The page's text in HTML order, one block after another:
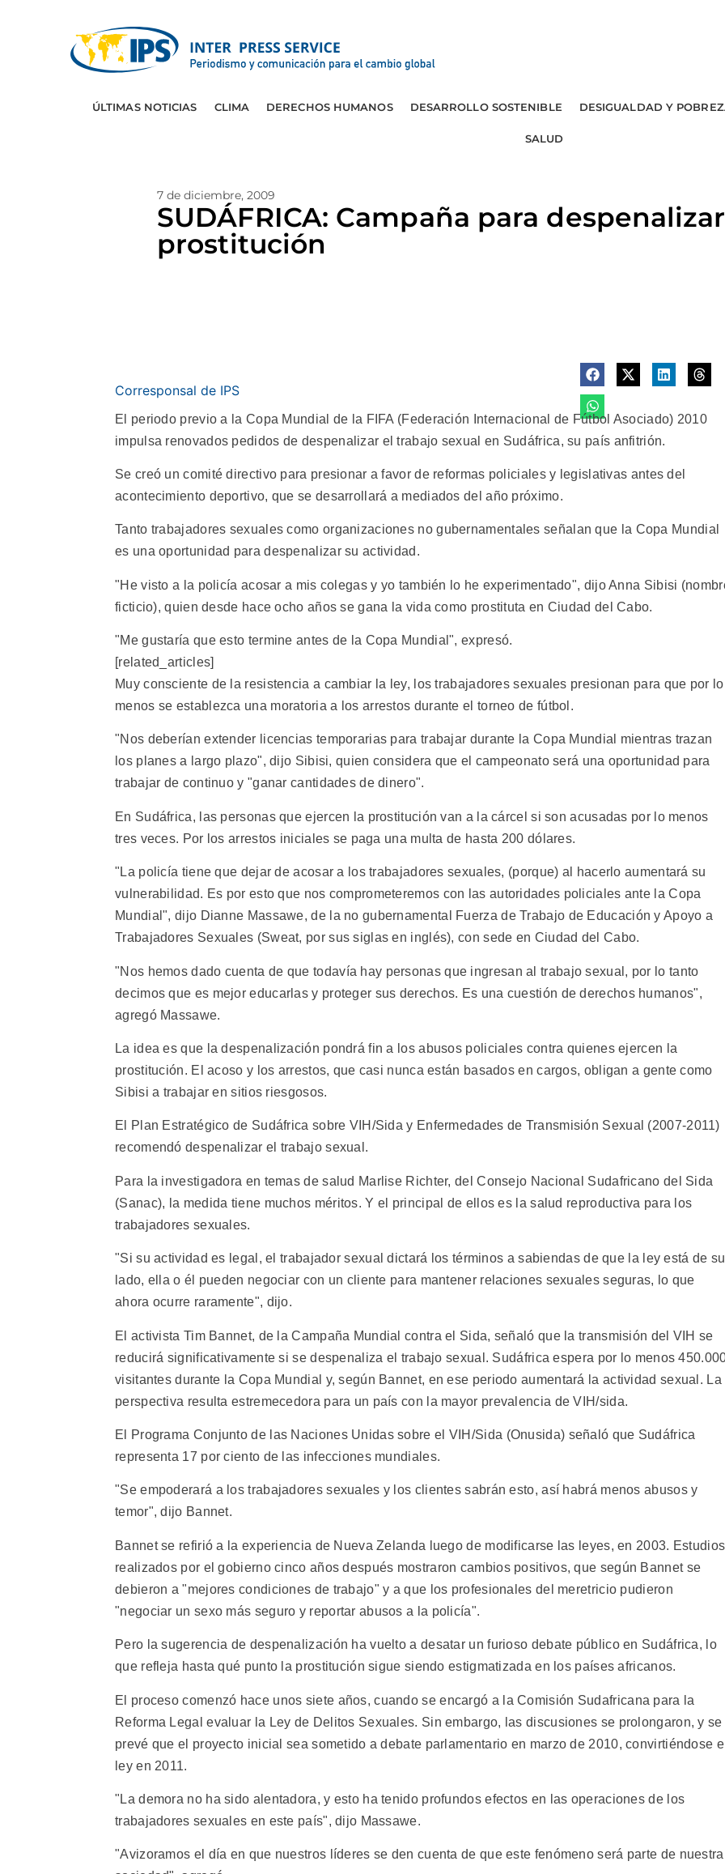
ÚLTIMAS NOTICIAS CLIMA DERECHOS HUMANOS DESARROLLO SOSTENIBLE DESIGUALDAD Y
SALUD
7 de diciembre, 2009
SUDÁFRICA: Campaña para
prostitución
Corresponsal de IPS
El periodo previo a la Copa Mundial de la FIFA (Federación Internacional de Fútbol Asociado) 2010
impulsa renovados pedidos de despenalizar el trabajo sexual en Sudáfrica, su país anfitrión.
Se creó un comité directivo para presionar a favor de reformas policiales y legislativas antes del
acontecimiento deportivo, que se desarrollará a mediados del año próximo.
Tanto trabajadores sexuales como organizaciones no gubernamentales señalan que la Copa Mundial
es una oportunidad para despenalizar su actividad.
"He visto a la policía acosar a mis colegas y yo también lo he experimentado", dijo Anna Sibisi
ficticio), quien desde hace ocho años se gana la vida como prostituta en Ciudad del Cabo.
"Me gustaría que esto termine antes de la Copa Mundial", expresó.
[related_articles]
Muy consciente de la resistencia a cambiar la ley, los trabajadores sexuales presionan para que por lo
menos se establezca una moratoria a los arrestos durante el torneo de fútbol.
"Nos deberían extender licencias temporarias para trabajar durante la Copa Mundial mientras trazan
los planes a largo plazo", dijo Sibisi, quien considera que el campeonato será una oportunidad para
trabajar de continuo y "ganar cantidades de dinero".
En Sudáfrica, las personas que ejercen la prostitución van a la cárcel si son acusadas por lo menos
tres veces. Por los arrestos iniciales se paga una multa de hasta 200 dólares.
"La policía tiene que dejar de acosar a los trabajadores sexuales, (porque) al hacerlo aumentará su
vulnerabilidad. Es por esto que nos comprometeremos con las autoridades policiales ante la Copa
Mundial", dijo Dianne Massawe, de la no gubernamental Fuerza de Trabajo de Educación y Apoyo a
Trabajadores Sexuales (Sweat, por sus siglas en inglés), con sede en Ciudad del Cabo.
"Nos hemos dado cuenta de que todavía hay personas que ingresan al trabajo sexual, por lo tanto
decimos que es mejor educarlas y proteger sus derechos. Es una cuestión de derechos humanos",
agregó Massawe.
La idea es que la despenalización pondrá fin a los abusos policiales contra quienes ejercen la
prostitución. El acoso y los arrestos, que casi nunca están basados en cargos, obligan a gente como
Sibisi a trabajar en sitios riesgosos.
El Plan Estratégico de Sudáfrica sobre VIH/Sida y Enfermedades de Transmisión Sexual (2007-2011)
recomendó despenalizar el trabajo sexual.
Para la investigadora en temas de salud Marlise Richter, del Consejo Nacional Sudafricano del Sida
(Sanac), la medida tiene muchos méritos. Y el principal de ellos es la salud reproductiva para los
trabajadores sexuales.
"Si su actividad es legal, el trabajador sexual dictará los términos a sabiendas de que la ley está de su
lado, ella o él pueden negociar con un cliente para mantener relaciones sexuales seguras, lo que
ahora ocurre raramente", dijo.
El activista Tim Bannet, de la Campaña Mundial contra el Sida, señaló que la transmisión del VIH se
reducirá significativamente si se despenaliza el trabajo sexual. Sudáfrica espera por lo menos
visitantes durante la Copa Mundial y, según Bannet, en ese periodo aumentará la actividad sexual. La
perspectiva resulta estremecedora para un país con la mayor prevalencia de VIH/sida.
El Programa Conjunto de las Naciones Unidas sobre el VIH/Sida (Onusida) señaló que Sudáfrica
representa 17 por ciento de las infecciones mundiales.
"Se empoderará a los trabajadores sexuales y los clientes sabrán esto, así habrá menos abusos y
temor", dijo Bannet.
Bannet se refirió a la experiencia de Nueva Zelanda luego de modificarse las leyes, en 2003. Estudios
realizados por el gobierno cinco años después mostraron cambios positivos, que según Bannet se
debieron a "mejores condiciones de trabajo" y a que los profesionales del meretricio pudieron
"negociar un sexo más seguro y reportar abusos a la policía".
Pero la sugerencia de despenalización ha vuelto a desatar un furioso debate público en Sudáfrica, lo
que refleja hasta qué punto la prostitución sigue siendo estigmatizada en los países africanos.
El proceso comenzó hace unos siete años, cuando se encargó a la Comisión Sudafricana para la
Reforma Legal evaluar la Ley de Delitos Sexuales. Sin embargo, las discusiones se prolongaron, y se
prevé que el proyecto inicial sea sometido a debate parlamentario en marzo de 2010, convirtiéndose
ley en 2011.
"La demora no ha sido alentadora, y esto ha tenido profundos efectos en las operaciones de los
trabajadores sexuales en este país", dijo Massawe.
"Avizoramos el día en que nuestros líderes se den cuenta de que este fenómeno será parte de nuestra